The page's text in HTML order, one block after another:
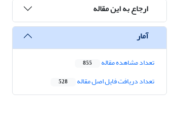
ارجاع به این مقاله
آمار
تعداد مشاهده مقاله 855
تعداد دریافت فایل اصل مقاله 528